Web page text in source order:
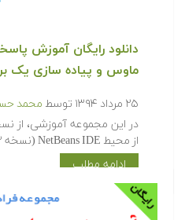
دانلود رایگان آموزش
ماوس و پیاده سازی یک
۲۵ مرداد ۱۳۹۴ توسط محمد
از محیط NetBeans IDE (نسخه ۸٫۰٫۲) برای پیاده…
ادامه مطلب